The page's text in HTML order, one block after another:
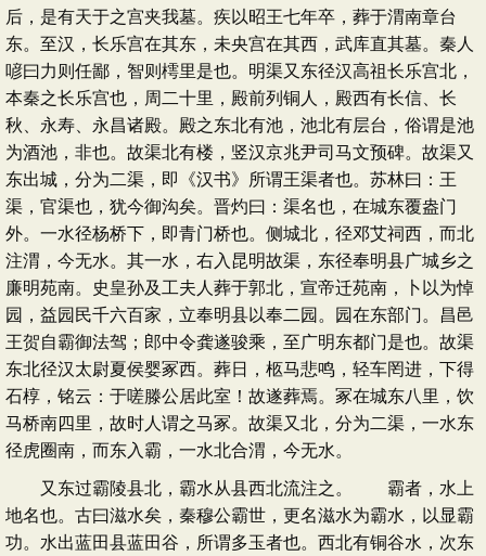
后，是有天于之宫夹我墓。疾以昭王七年卒，葬于渭南章台
东。至汉，长乐宫在其东，未央宫在其西，武库直其墓。秦人
喭曰力则任鄙，智则樗里是也。明渠又东径汉高祖长乐宫北，
本秦之长乐宫也，周二十里，殿前列铜人，殿西有长信、长
秋、永寿、永昌诸殿。殿之东北有池，池北有层台，俗谓是池
为酒池，非也。故渠北有楼，竖汉京兆尹司马文预碑。故渠又
东出城，分为二渠，即《汉书》所谓王渠者也。苏林曰：王
渠，官渠也，犹今御沟矣。晋灼曰：渠名也，在城东覆盎门
外。一水径杨桥下，即青门桥也。侧城北，径邓艾祠西，而北
注渭，今无水。其一水，右入昆明故渠，东径奉明县广城乡之
廉明苑南。史皇孙及工夫人葬于郭北，宣帝迁苑南，卜以为悼
园，益园民千六百家，立奉明县以奉二园。园在东部门。昌邑
王贺自霸御法驾；郎中令龚遂骏乘，至广明东都门是也。故渠
东北径汉太尉夏侯婴冢西。葬日，柩马悲鸣，轻车罔进，下得
石椁，铭云：于嗟滕公居此室！故遂葬焉。冢在城东八里，饮
马桥南四里，故时人谓之马冢。故渠又北，分为二渠，一水东
径虎圈南，而东入霸，一水北合渭，今无水。
又东过霸陵县北，霸水从县西北流注之。 霸者，水上
地名也。古曰滋水矣，秦穆公霸世，更名滋水为霸水，以显霸
功。水出蓝田县蓝田谷，所谓多玉者也。西北有铜谷水，次东